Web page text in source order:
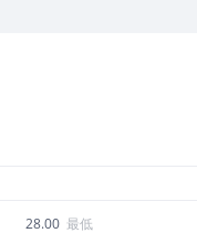
28.00 最低